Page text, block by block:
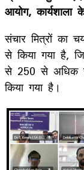
आयोग,
संचार मित्रों का
से किया गया है,
से 250 से अधिक
किया गया है।